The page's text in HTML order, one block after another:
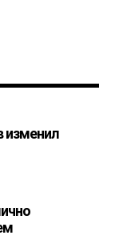
изменил